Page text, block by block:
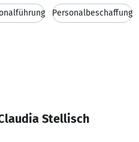
Personalbeschaffung
Stellisch